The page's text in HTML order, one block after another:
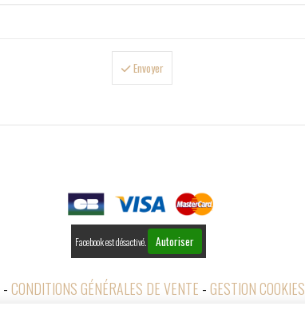
Envoyer
Facebook est désactivé. Autoriser
CONDITIONS GÉNÉRALES DE VENTE GESTION COOKIES